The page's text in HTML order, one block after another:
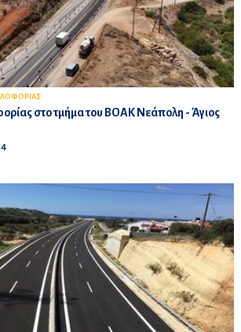
στο τμήμα του ΒΟΑΚ Νεάπολη - Άγιος